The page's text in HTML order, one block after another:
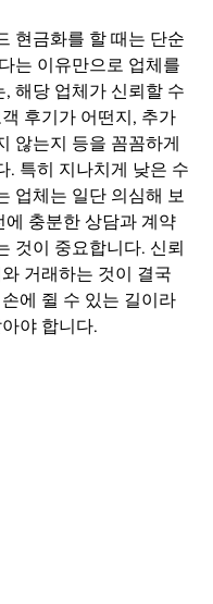
현금화를 할 때는 단순
는 이유만으로 업체를
, 해당 업체가 신뢰할 수
후기가 어떤지, 추가
않는지 등을 꼼꼼하게
. 특히 지나치게 낮은 수
업체는 일단 의심해 보
에 충분한 상담과 계약
것이 중요합니다. 신뢰
거래하는 것이 결국
에 쥘 수 있는 길이라
야 합니다.